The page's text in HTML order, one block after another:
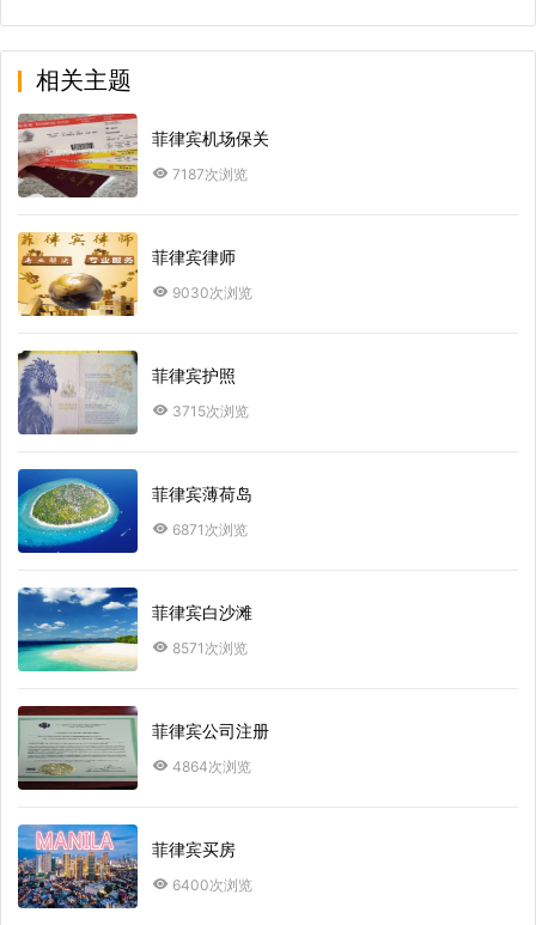
相关主题
菲律宾机场保关
7187次浏览
菲律宾律师
9030次浏览
菲律宾护照
3715次浏览
菲律宾薄荷岛
6871次浏览
菲律宾白沙滩
8571次浏览
菲律宾公司注册
4864次浏览
菲律宾买房
6400次浏览